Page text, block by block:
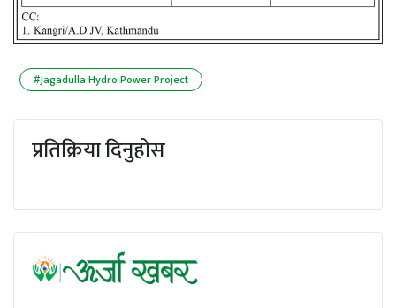
#Jagadulla Hydro Power Project
प्रतिक्रिया दिनुहोस